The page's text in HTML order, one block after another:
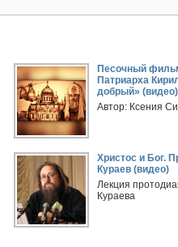
Песочный
Патриарха
добрый» (видео)
Автор: Ксения
Христос и Бог.
Кураев (видео)
Лекция
Кураева